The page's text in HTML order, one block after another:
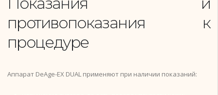
противопоказания к
процедуре
Аппарат DeAge-EX DUAL применяют при наличии показаний: